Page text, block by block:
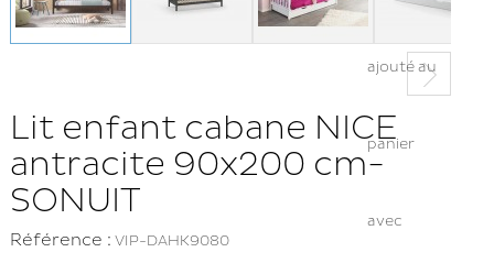
ajouté au
panier
avec
Lit enfant cabane NICE
antracite 90x200 cm-
SONUIT
Référence : VIP-DAHK9080